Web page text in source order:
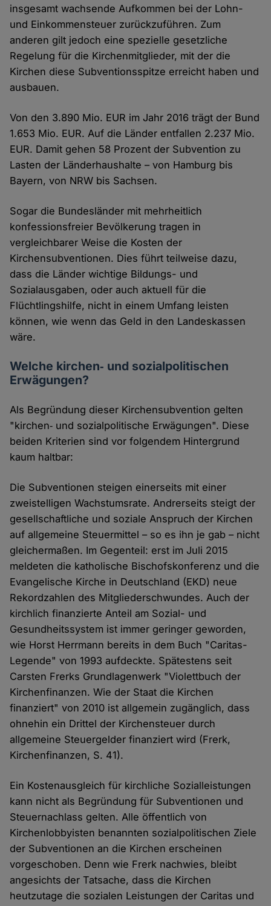
insgesamt wachsende Aufkommen bei der Lohn-
und Einkommensteuer zurückzuführen. Zum
anderen gilt jedoch eine spezielle gesetzliche
Regelung für die Kirchenmitglieder, mit der die
Kirchen diese Subventionsspitze erreicht haben und
ausbauen.
Von den 3.890 Mio. EUR im Jahr 2016 trägt der Bund
1.653 Mio. EUR. Auf die Länder entfallen 2.237 Mio.
EUR. Damit gehen 58 Prozent der Subvention zu
Lasten der Länderhaushalte – von Hamburg bis
Bayern, von NRW bis Sachsen.
Sogar die Bundesländer mit mehrheitlich
konfessionsfreier Bevölkerung tragen in
vergleichbarer Weise die Kosten der
Kirchensubventionen. Dies führt teilweise dazu,
dass die Länder wichtige Bildungs- und
Sozialausgaben, oder auch aktuell für die
Flüchtlingshilfe, nicht in einem Umfang leisten
können, wie wenn das Geld in den Landeskassen
wäre.
Welche kirchen‑ und sozialpolitischen
Erwägungen?
Als Begründung dieser Kirchensubvention gelten
"kirchen‑ und sozialpolitische Erwägungen". Diese
beiden Kriterien sind vor folgendem Hintergrund
kaum haltbar:
Die Subventionen steigen einerseits mit einer
zweistelligen Wachstumsrate. Andrerseits steigt der
gesellschaftliche und soziale Anspruch der Kirchen
auf allgemeine Steuermittel – so es ihn je gab – nicht
gleichermaßen. Im Gegenteil: erst im Juli 2015
meldeten die katholische Bischofskonferenz und die
Evangelische Kirche in Deutschland (EKD) neue
Rekordzahlen des Mitgliederschwundes. Auch der
kirchlich finanzierte Anteil am Sozial- und
Gesundheitssystem ist immer geringer geworden,
wie Horst Herrmann bereits in dem Buch "Caritas-
Legende" von 1993 aufdeckte. Spätestens seit
Carsten Frerks Grundlagenwerk "Violettbuch der
Kirchenfinanzen. Wie der Staat die Kirchen
finanziert" von 2010 ist allgemein zugänglich, dass
ohnehin ein Drittel der Kirchensteuer durch
allgemeine Steuergelder finanziert wird (Frerk,
Kirchenfinanzen, S. 41).
Ein Kostenausgleich für kirchliche Sozialleistungen
kann nicht als Begründung für Subventionen und
Steuernachlass gelten. Alle öffentlich von
Kirchenlobbyisten benannten sozialpolitischen Ziele
der Subventionen an die Kirchen erscheinen
vorgeschoben. Denn wie Frerk nachwies, bleibt
angesichts der Tatsache, dass die Kirchen
heutzutage die sozialen Leistungen der Caritas und